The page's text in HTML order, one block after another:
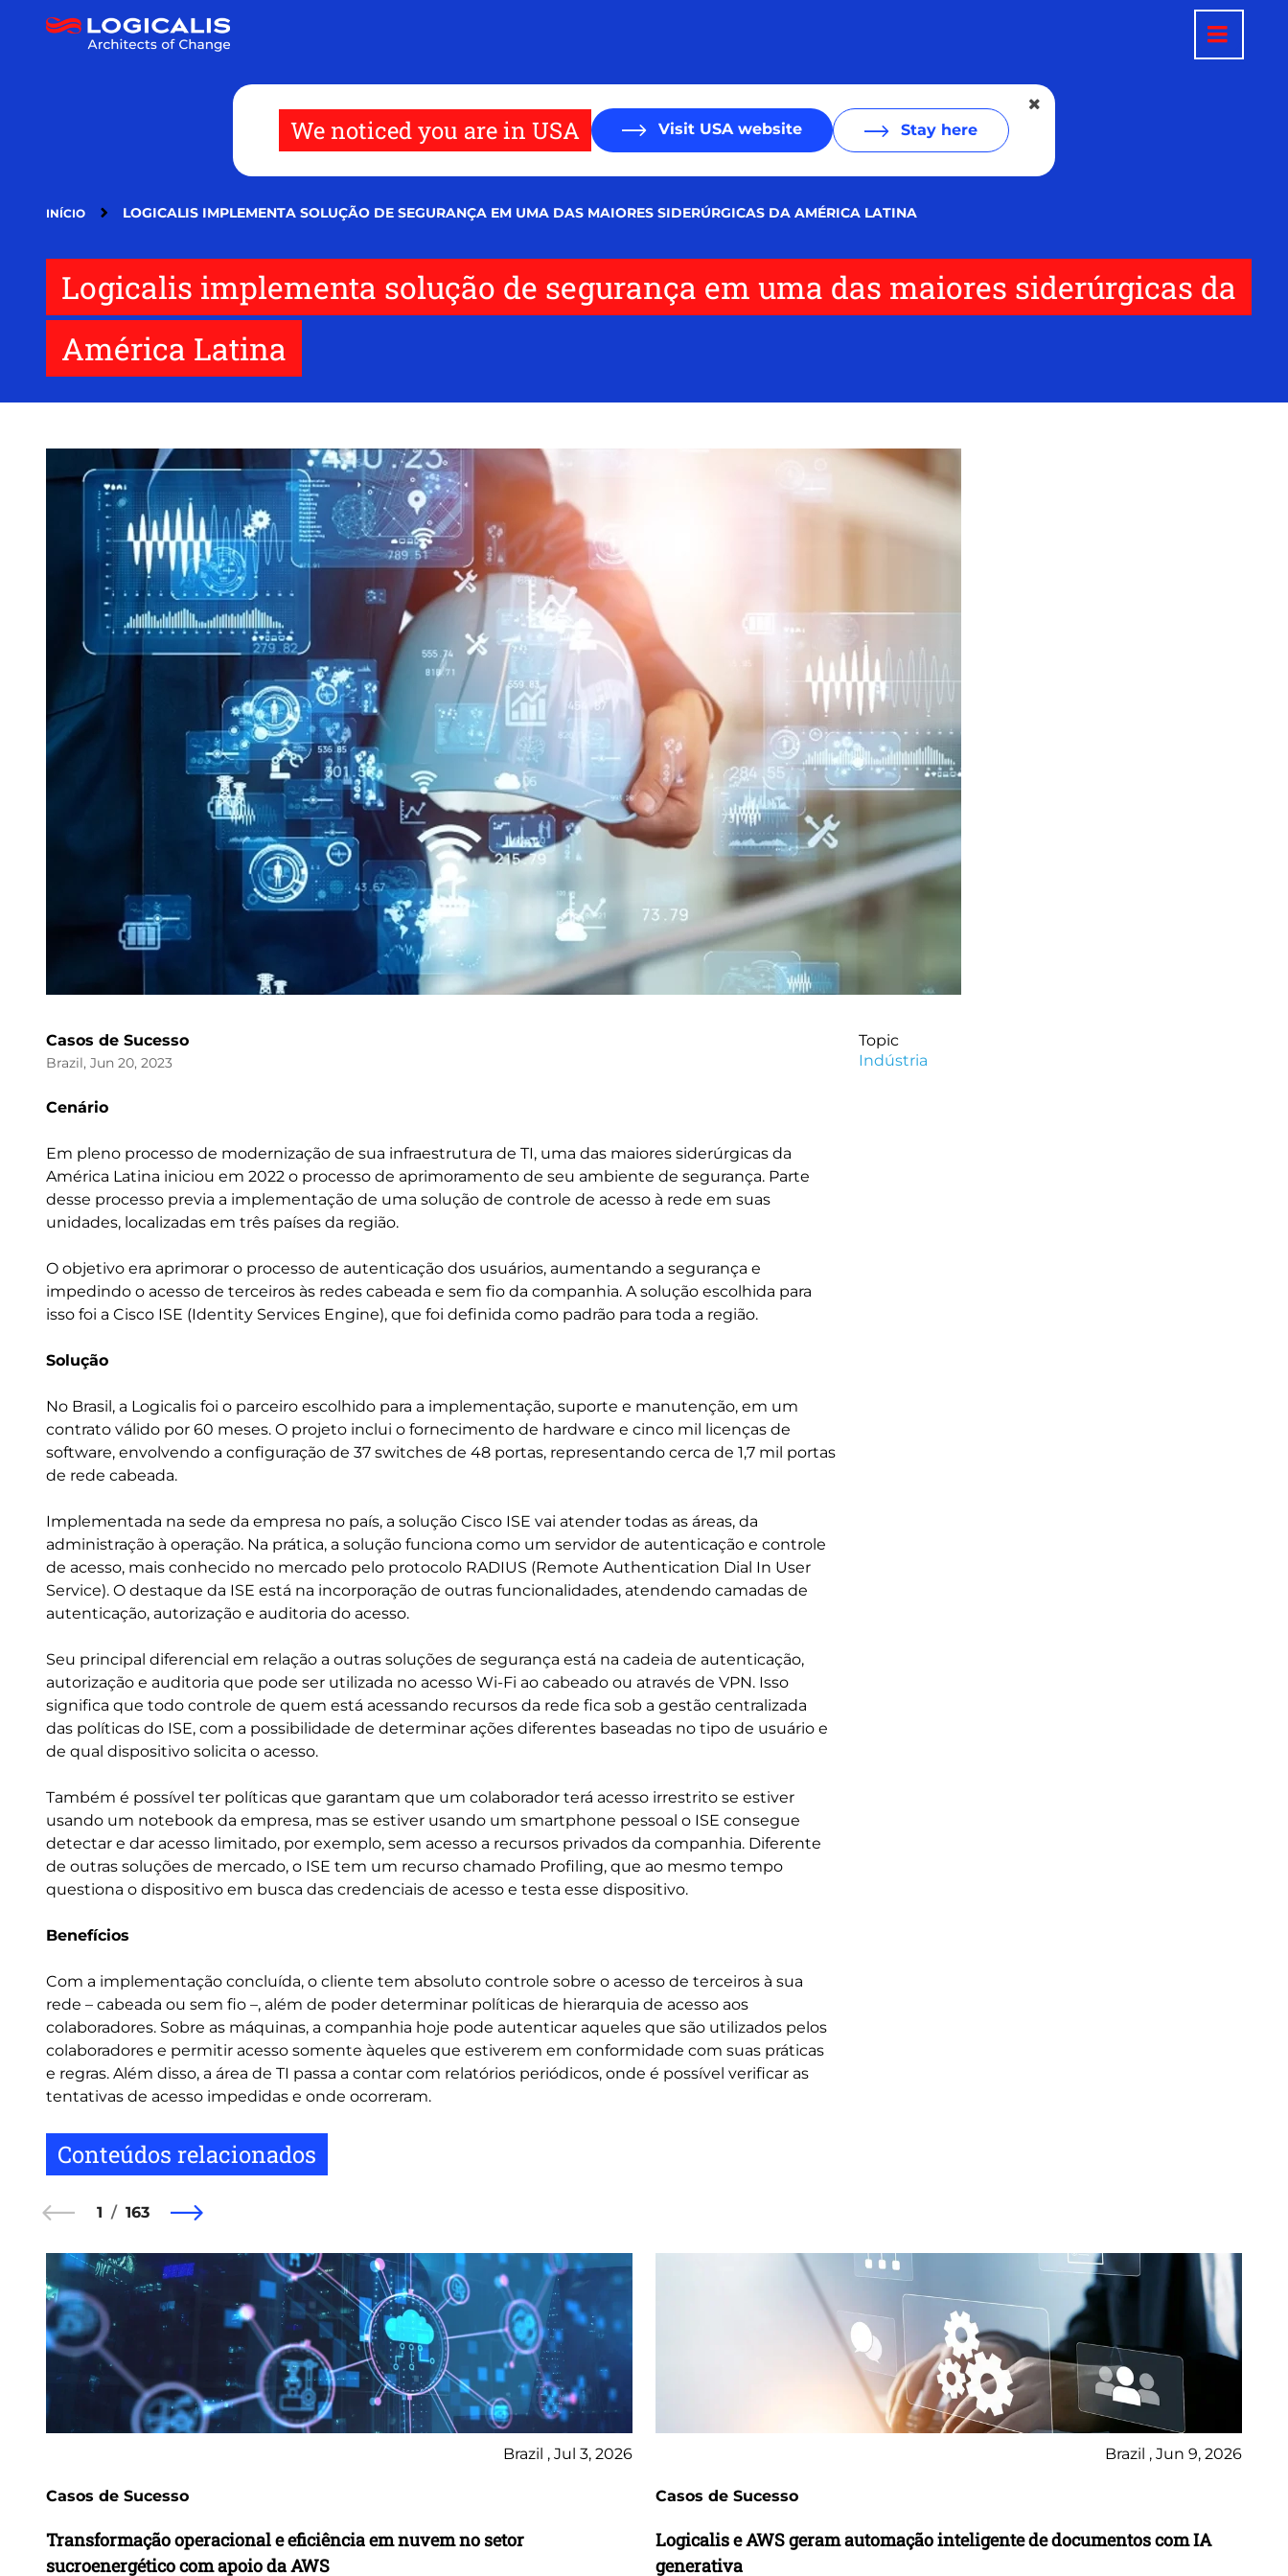
We noticed you are in USA Visit USA website Stay here
INÍCIO LOGICALIS IMPLEMENTA SOLUÇÃO DE SEGURANÇA EM UMA DAS MAIORES SIDERÚRGICAS DA AMÉRICA LATINA
Logicalis implementa solução de segurança em uma das maiores siderúrgicas da
América Latina
Casos de Sucesso
Brazil, Jun 20, 2023
Cenário
Em pleno processo de modernização de sua infraestrutura de TI, uma das maiores siderúrgicas da
América Latina iniciou em 2022 o processo de aprimoramento de seu ambiente de segurança. Parte
desse processo previa a implementação de uma solução de controle de acesso à rede em suas
unidades, localizadas em três países da região.
O objetivo era aprimorar o processo de autenticação dos usuários, aumentando a segurança e
impedindo o acesso de terceiros às redes cabeada e sem fio da companhia. A solução escolhida para
isso foi a Cisco ISE (Identity Services Engine), que foi definida como padrão para toda a região.
Solução
No Brasil, a Logicalis foi o parceiro escolhido para a implementação, suporte e manutenção, em um
contrato válido por 60 meses. O projeto inclui o fornecimento de hardware e cinco mil licenças de
software, envolvendo a configuração de 37 switches de 48 portas, representando cerca de 1,7 mil portas
de rede cabeada.
Implementada na sede da empresa no país, a solução Cisco ISE vai atender todas as áreas, da
administração à operação. Na prática, a solução funciona como um servidor de autenticação e controle
de acesso, mais conhecido no mercado pelo protocolo RADIUS (Remote Authentication Dial In User
Service). O destaque da ISE está na incorporação de outras funcionalidades, atendendo camadas de
autenticação, autorização e auditoria do acesso.
Seu principal diferencial em relação a outras soluções de segurança está na cadeia de autenticação,
autorização e auditoria que pode ser utilizada no acesso Wi-Fi ao cabeado ou através de VPN. Isso
significa que todo controle de quem está acessando recursos da rede fica sob a gestão centralizada
das políticas do ISE, com a possibilidade de determinar ações diferentes baseadas no tipo de usuário e
de qual dispositivo solicita o acesso.
Também é possível ter políticas que garantam que um colaborador terá acesso irrestrito se estiver
usando um notebook da empresa, mas se estiver usando um smartphone pessoal o ISE consegue
detectar e dar acesso limitado, por exemplo, sem acesso a recursos privados da companhia. Diferente
de outras soluções de mercado, o ISE tem um recurso chamado Profiling, que ao mesmo tempo
questiona o dispositivo em busca das credenciais de acesso e testa esse dispositivo.
Benefícios
Com a implementação concluída, o cliente tem absoluto controle sobre o acesso de terceiros à sua
rede – cabeada ou sem fio –, além de poder determinar políticas de hierarquia de acesso aos
colaboradores. Sobre as máquinas, a companhia hoje pode autenticar aqueles que são utilizados pelos
colaboradores e permitir acesso somente àqueles que estiverem em conformidade com suas práticas
e regras. Além disso, a área de TI passa a contar com relatórios periódicos, onde é possível verificar as
tentativas de acesso impedidas e onde ocorreram.
Topic
Indústria
Conteúdos relacionados
1 163
Brazil , Jul 3, 2026
Casos de Sucesso
Transformação operacional e eficiência em nuvem no setor
sucroenergético com apoio da AWS
Brazil , Jun 9, 2026
Casos de Sucesso
Logicalis e AWS geram automação inteligente de documentos com IA
generativa